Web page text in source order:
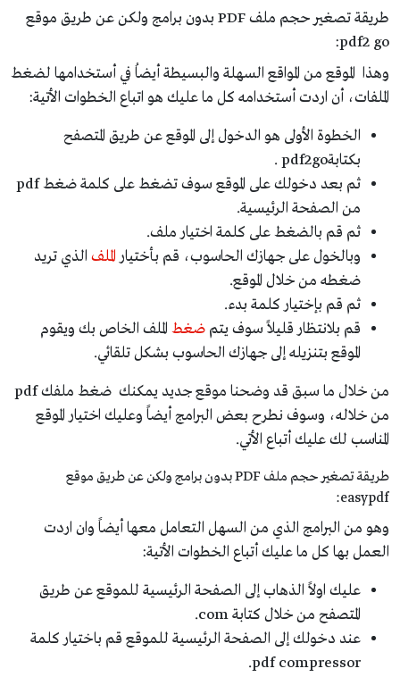
طريقة تصغير حجم ملف PDF بدون برامج ولكن عن طريق موقع
pdf2 go:
وهذا الموقع من المواقع السهلة والبسيطة أيضاُ في أستخدامها لضغط
الملفات، أن اردت أستخدامه كل ما عليك هو اتباع الخطوات الأتية:
الخطوة الأولى هو الدخول إلى الموقع عن طريق المتصفح
بكتابةpdf2go .
ثم بعد دخولك على الموقع سوف تضغط على كلمة ضغط pdf
من الصفحة الرئيسية.
ثم قم بالضغط على كلمة اختيار ملف.
وبالخول على جهازك الحاسوب، قم بأختيار الملف الذي تريد
ضغطه من خلال الموقع.
ثم قم بإختيار كلمة بدء.
قم بلانتظار قليلاً سوف يتم ضغط الملف الخاص بك ويقوم
الموقع بتنزيله إلى جهازك الحاسوب بشكل تلقائي.
من خلال ما سبق قد وضحنا موقع جديد يمكنك ضغط ملفك pdf
من خلاله، وسوف نطرح بعض البرامج أيضاً وعليك اختيار الموقع
المناسب لك عليك أتباع الأتي.
طريقة تصغير حجم ملف PDF بدون برامج ولكن عن طريق موقع
easypdf:
وهو من البرامج الذي من السهل التعامل معها أيضاً وان اردت
العمل بها كل ما عليك أتباع الخطوات الأتية:
عليك اولاً الذهاب إلى الصفحة الرئيسية للموقع عن طريق
المتصفح من خلال كتابة com.
عند دخولك إلى الصفحة الرئيسية للموقع قم باختيار كلمة
pdf compressor.